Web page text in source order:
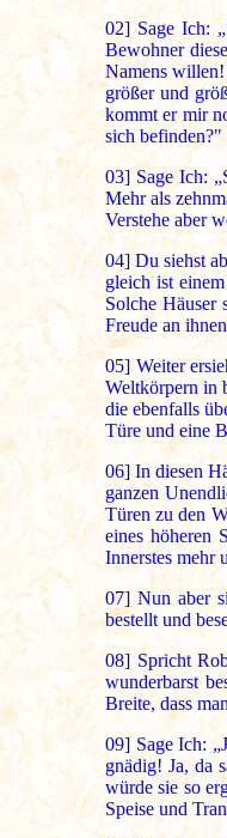
02] Sage Ich:
Bewohner
Namens
größer und
kommt er mir
sich befinden?"
03] Sage Ich:
Mehr als
Verstehe aber
04] Du siehst
gleich ist
Solche
Freude an
05] Weiter
Weltkörpern in
die ebenfalls
Türe und eine
06] In diesen
ganzen
Türen zu den
eines höheren
Innerstes mehr
07] Nun aber
bestellt und
08] Spricht
wunderbarst
Breite, dass
09] Sage Ich:
gnädig! Ja, da
würde sie so
Speise und